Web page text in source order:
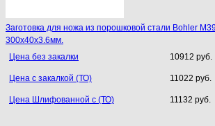
Заготовка для ножа из порошковой стали Bohler
300х40х3.6мм.
Цена без закалки
10912 руб.
Цена с закалкой (ТО) 11022 руб.
Цена Шлифованной с (ТО) 11132 руб.